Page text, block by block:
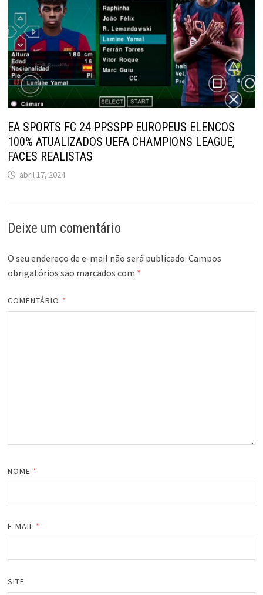
EA SPORTS FC 24 PPSSPP EUROPEUS ELENCOS
100% ATUALIZADOS UEFA CHAMPIONS LEAGUE,
FACES REALISTAS
abril 17, 2024
Deixe um comentário
O seu endereço de e-mail não será publicado. Campos
obrigatórios são marcados com *
COMENTÁRIO *
NOME *
E-MAIL *
SITE